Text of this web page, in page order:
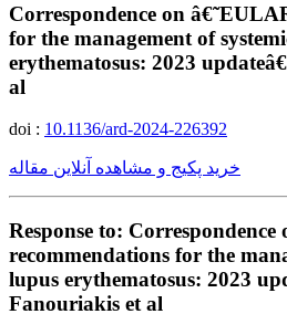
Correspondence on
for the management of
erythematosus: 2023
al
doi : 10.1136/ard-2024-226392
خرید پکیج و مشاهده آنلاین مقاله
Response to: Correspondence
recommendations for the
lupus erythematosus: 2023
Fanouriakis et al